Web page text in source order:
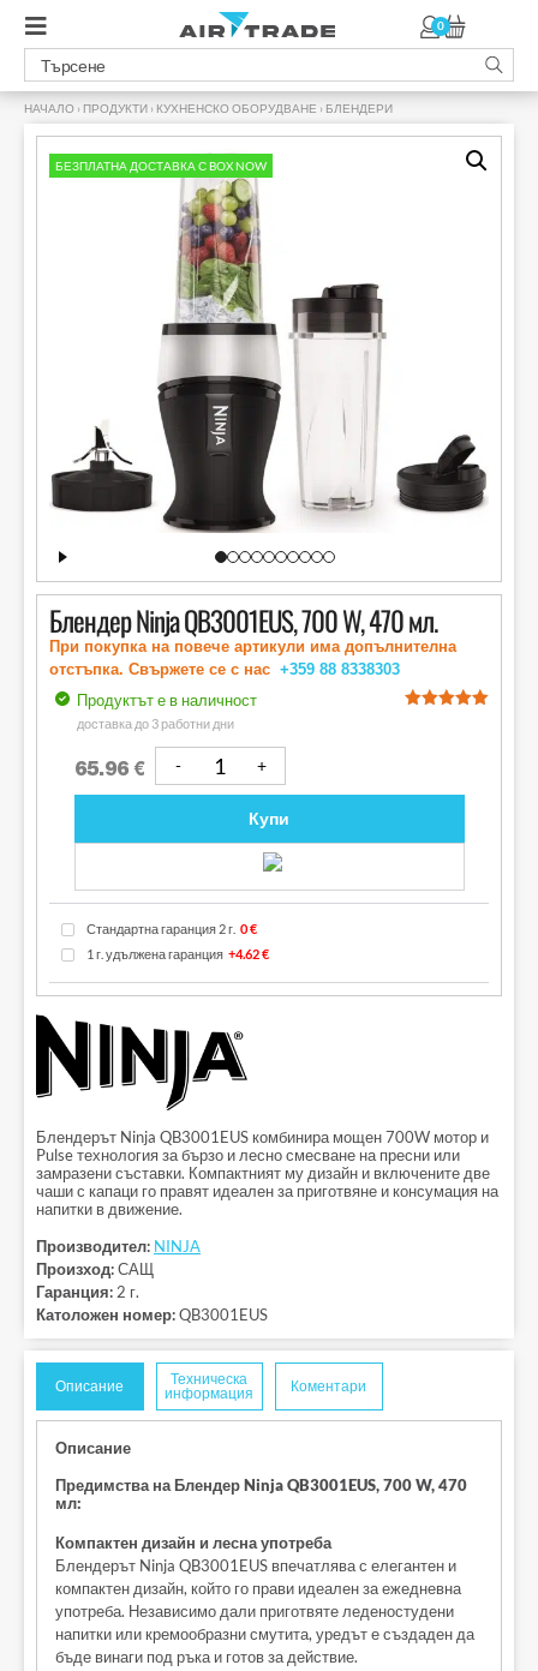
0
НАЧАЛО › ПРОДУКТИ › КУХНЕНСКО ОБОРУДВАНЕ › БЛЕНДЕРИ
БЕЗПЛАТНА ДОСТАВКА С BOX NOW
Блендер Ninja QB3001EUS, 700 W, 470 мл.
При покупка на повече артикули има допълнителна
отстъпка. Свържете се с нас +359 88 8338303
Продуктът е в наличност
доставка до 3 работни дни
65.96 €
Купи
Стандартна гаранция 2 г. 0 €
1 г. удължена гаранция +4.62 €
Блендерът Ninja QB3001EUS комбинира мощен 700W мотор и
Pulse технология за бързо и лесно смесване на пресни или
замразени съставки. Компактният му дизайн и включените две
чаши с капаци го правят идеален за приготвяне и консумация на
напитки в движение.
Производител: NINJA
Произход:САЩ
Гаранция: 2 г.
Католожен номер:QB3001EUS
Описание
Техническа
информация
Коментари
Описание
Предимства на Блендер Ninja QB3001EUS, 700 W, 470
мл:
Компактен дизайн и лесна употреба
Блендерът Ninja QB3001EUS впечатлява с елегантен и
компактен дизайн, който го прави идеален за ежедневна
употреба. Независимо дали приготвяте леденостудени
напитки или кремообразни смутита, уредът е създаден да
бъде винаги под ръка и готов за действие.